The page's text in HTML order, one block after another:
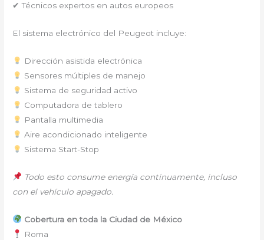
✔ Técnicos expertos en autos europeos
El sistema electrónico del Peugeot incluye:
Dirección asistida electrónica
Sensores múltiples de manejo
Sistema de seguridad activo
Computadora de tablero
Pantalla multimedia
Aire acondicionado inteligente
Sistema Start-Stop
Todo esto consume energía continuamente, incluso
con el vehículo apagado.
Cobertura en toda la Ciudad de México
Roma